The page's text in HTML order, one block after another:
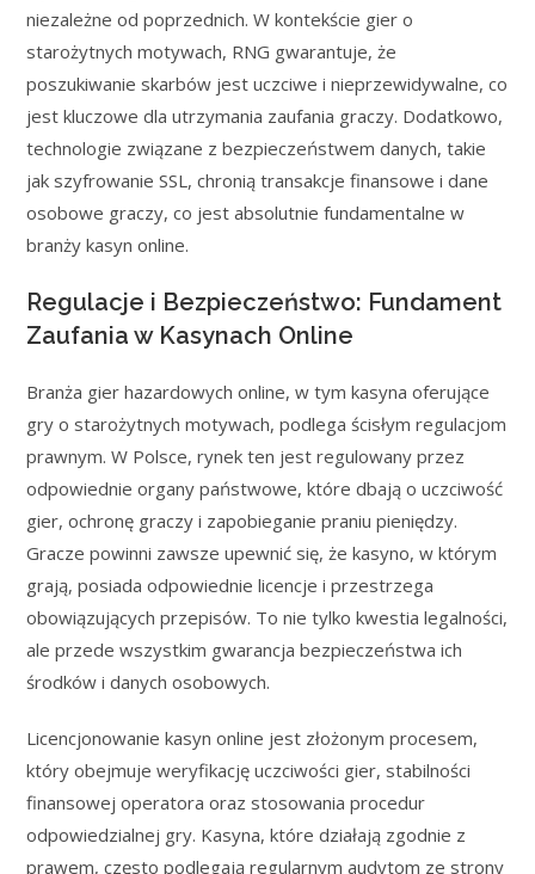
niezależne od poprzednich. W kontekście gier o
starożytnych motywach, RNG gwarantuje, że
poszukiwanie skarbów jest uczciwe i nieprzewidywalne, co
jest kluczowe dla utrzymania zaufania graczy. Dodatkowo,
technologie związane z bezpieczeństwem danych, takie
jak szyfrowanie SSL, chronią transakcje finansowe i dane
osobowe graczy, co jest absolutnie fundamentalne w
branży kasyn online.
Regulacje i Bezpieczeństwo: Fundament
Zaufania w Kasynach Online
Branża gier hazardowych online, w tym kasyna oferujące
gry o starożytnych motywach, podlega ścisłym regulacjom
prawnym. W Polsce, rynek ten jest regulowany przez
odpowiednie organy państwowe, które dbają o uczciwość
gier, ochronę graczy i zapobieganie praniu pieniędzy.
Gracze powinni zawsze upewnić się, że kasyno, w którym
grają, posiada odpowiednie licencje i przestrzega
obowiązujących przepisów. To nie tylko kwestia legalności,
ale przede wszystkim gwarancja bezpieczeństwa ich
środków i danych osobowych.
Licencjonowanie kasyn online jest złożonym procesem,
który obejmuje weryfikację uczciwości gier, stabilności
finansowej operatora oraz stosowania procedur
odpowiedzialnej gry. Kasyna, które działają zgodnie z
prawem, często podlegają regularnym audytom ze strony